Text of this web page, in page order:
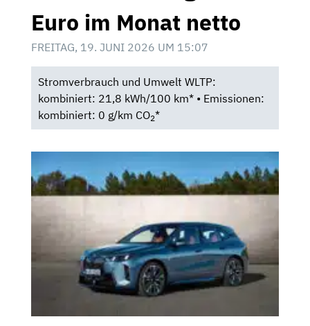
Euro im Monat netto
FREITAG, 19. JUNI 2026 UM 15:07
Stromverbrauch und Umwelt WLTP:
kombiniert: 21,8 kWh/100 km* • Emissionen:
kombiniert: 0 g/km CO2*